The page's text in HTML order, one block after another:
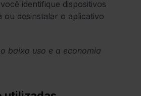
identifique dispositivos
ou desinstalar o aplicativo
baixo uso e a economia